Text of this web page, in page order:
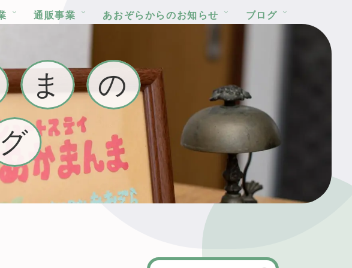
通販事業 あおぞらからのお知らせ ブログ
ま
の
グ